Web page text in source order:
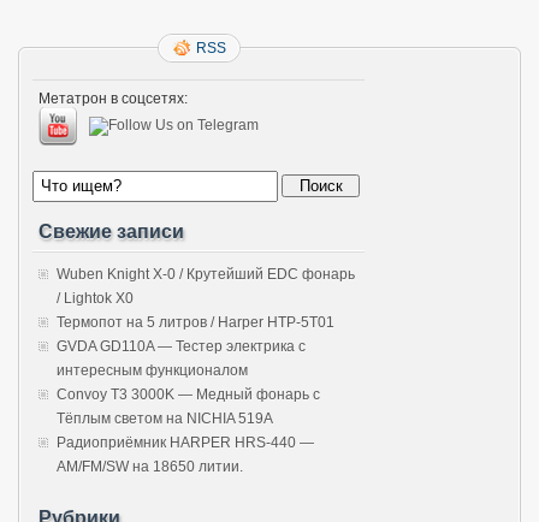
RSS
Метатрон в соцсетях:
Свежие записи
Wuben Knight X-0 / Крутейший EDC фонарь
/ Lightok X0
Термопот на 5 литров / Harper HTP-5T01
GVDA GD110A — Тестер электрика с
интересным функционалом
Convoy T3 3000K — Медный фонарь с
Тёплым светом на NICHIA 519A
Радиоприёмник HARPER HRS-440 —
AM/FM/SW на 18650 литии.
Рубрики